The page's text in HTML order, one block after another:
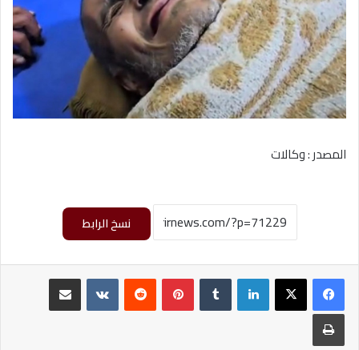
المصدر : وكالات
نسخ الرابط
لينكدإن بينتيريست
طباعة